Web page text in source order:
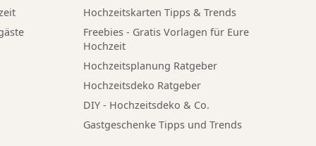
Hochzeitskarten Tipps & Trends
Freebies - Gratis Vorlagen für Eure
Hochzeit
Hochzeitsplanung Ratgeber
Hochzeitsdeko Ratgeber
DIY - Hochzeitsdeko & Co.
Gastgeschenke Tipps und Trends